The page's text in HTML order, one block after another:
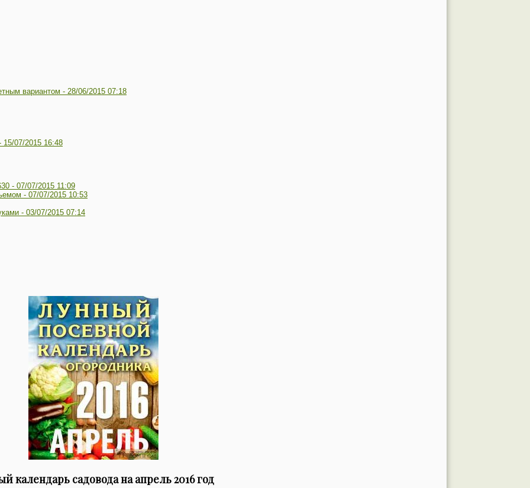
вариантом - 28/06/2015 07:18
15/07/2015 16:48
- 07/07/2015 11:09
- 07/07/2015 10:53
- 03/07/2015 07:14
календарь садовода на апрель 2016 год